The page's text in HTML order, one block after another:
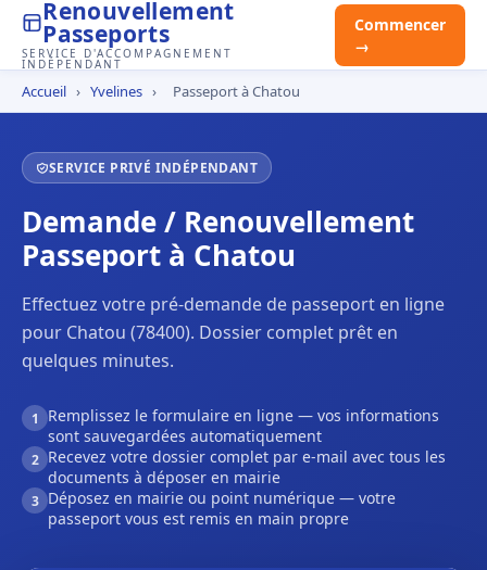
Renouvellement
Passeports
SERVICE D'ACCOMPAGNEMENT
INDÉPENDANT
Commencer
→
Accueil › Yvelines › Passeport à Chatou
SERVICE PRIVÉ INDÉPENDANT
Demande / Renouvellement
Passeport à Chatou
Effectuez votre pré-demande de passeport en ligne
pour Chatou (78400). Dossier complet prêt en
quelques minutes.
1
Remplissez le formulaire en ligne — vos informations
sont sauvegardées automatiquement
2 Recevez votre dossier complet par e-mail avec tous les
documents à déposer en mairie
3 Déposez en mairie ou point numérique — votre
passeport vous est remis en main propre